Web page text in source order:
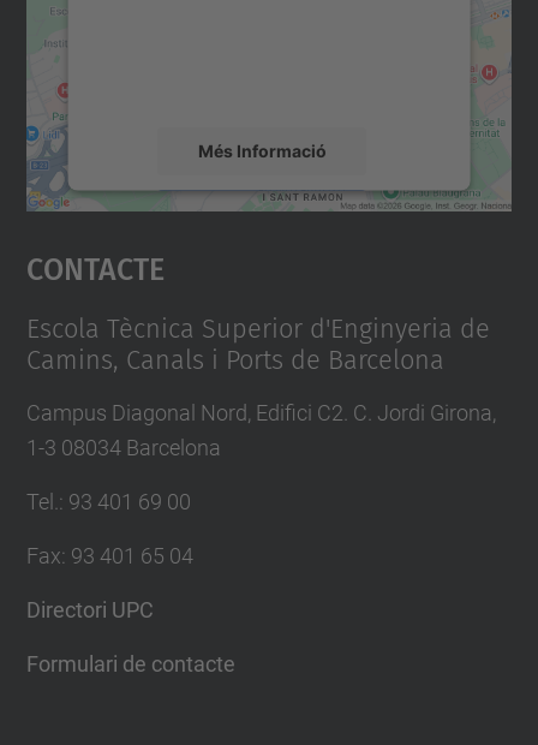
Més Informació
Accepta
powered by
Contacte
Escola Tècnica Superior d'Enginyeria de
Camins, Canals i Ports de Barcelona
Campus Diagonal Nord, Edifici C2. C. Jordi Girona,
1-3 08034 Barcelona
Tel. : 93 401 69 00
Fax: 93 401 65 04
Directori UPC
Formulari de contacte